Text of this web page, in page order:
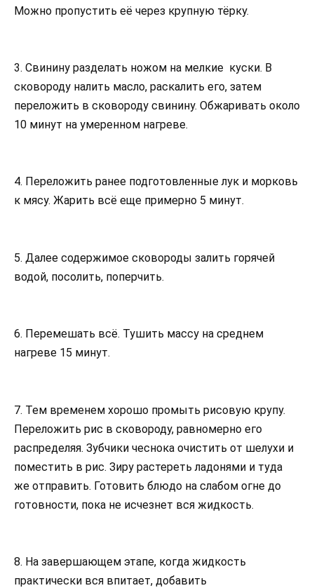
Можно пропустить её через крупную тёрку.
3. Свинину разделать ножом на мелкие куски. В
сковороду налить масло, раскалить его, затем
переложить в сковороду свинину. Обжаривать около
10 минут на умеренном нагреве.
4. Переложить ранее подготовленные лук и морковь
к мясу. Жарить всё еще примерно 5 минут.
5. Далее содержимое сковороды залить горячей
водой, посолить, поперчить.
6. Перемешать всё. Тушить массу на среднем
нагреве 15 минут.
7. Тем временем хорошо промыть рисовую крупу.
Переложить рис в сковороду, равномерно его
распределяя. Зубчики чеснока очистить от шелухи и
поместить в рис. Зиру растереть ладонями и туда
же отправить. Готовить блюдо на слабом огне до
готовности, пока не исчезнет вся жидкость.
8. На завершающем этапе, когда жидкость
практически вся впитает, добавить